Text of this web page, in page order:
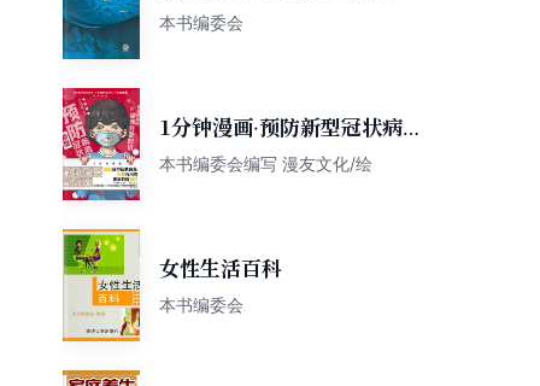
台金曲
本书编委会
1分钟漫画·预防新型冠状病
毒：有趣有用的健康科普知识
本书编委会编写 漫友文化/绘
女性生活百科
本书编委会